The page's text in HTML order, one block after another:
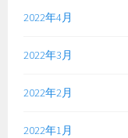
2022年4月
2022年3月
2022年2月
2022年1月